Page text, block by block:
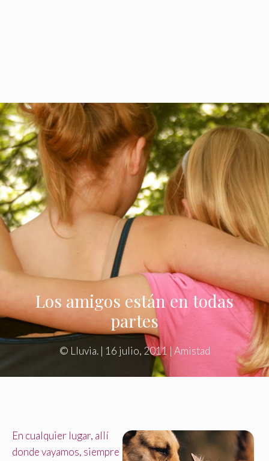
Los amigos están en todas
partes
© Lluvia.| 16 julio, 2011 | Amistad
En cualquier lugar, allí
donde vayamos, siempre